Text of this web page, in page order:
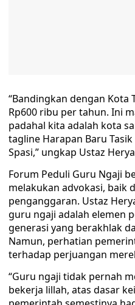
“Bandingkan dengan Kota
Rp600 ribu per tahun. Ini
padahal kita adalah kota
tagline Harapan Baru
Spasi,” ungkap Ustaz
Forum Peduli Guru Ngaji
melakukan advokasi, baik
penganggaran. Ustaz
guru ngaji adalah elemen
generasi yang berakhlak
Namun, perhatian
terhadap perjuangan
“Guru ngaji tidak pernah
bekerja lillah, atas dasar